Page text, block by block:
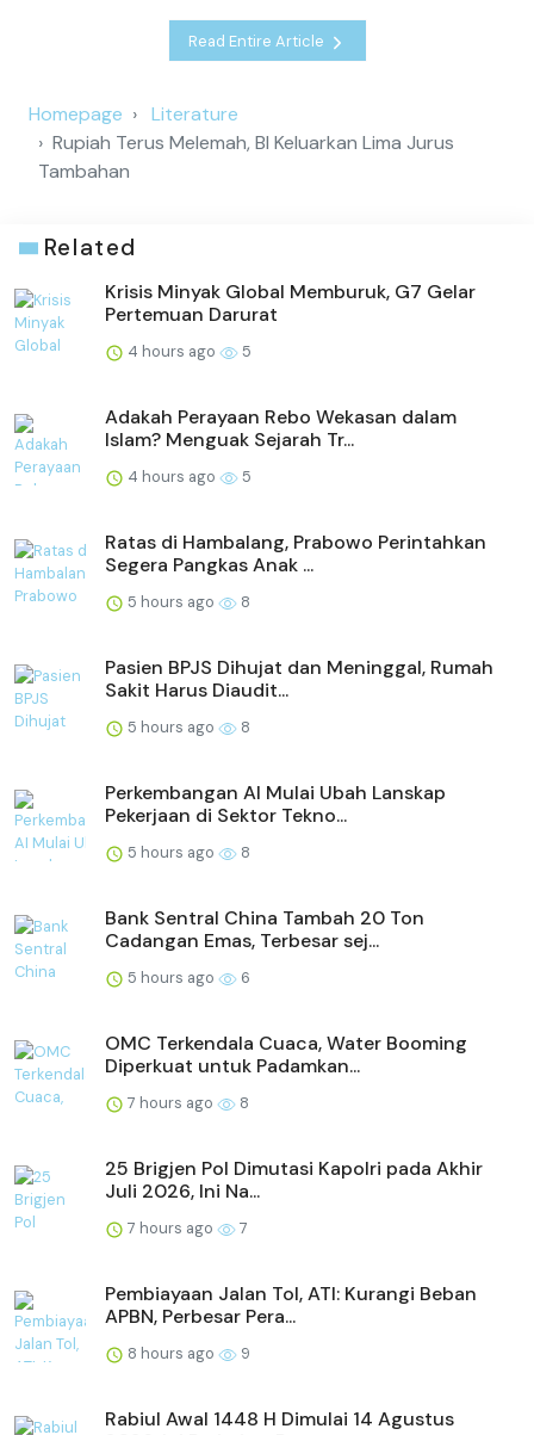
Read Entire Article
Homepage
Literature
Rupiah Terus Melemah, BI Keluarkan Lima Jurus
Tambahan
Related
Krisis Minyak Global Memburuk, G7 Gelar
Pertemuan Darurat
4 hours ago 5
Adakah Perayaan Rebo Wekasan dalam
Islam? Menguak Sejarah Tr...
4 hours ago 5
Ratas di Hambalang, Prabowo Perintahkan
Segera Pangkas Anak ...
5 hours ago 8
Pasien BPJS Dihujat dan Meninggal, Rumah
Sakit Harus Diaudit...
5 hours ago 8
Perkembangan AI Mulai Ubah Lanskap
Pekerjaan di Sektor Tekno...
5 hours ago 8
Bank Sentral China Tambah 20 Ton
Cadangan Emas, Terbesar sej...
5 hours ago 6
OMC Terkendala Cuaca, Water Booming
Diperkuat untuk Padamkan...
7 hours ago 8
25 Brigjen Pol Dimutasi Kapolri pada Akhir
Juli 2026, Ini Na...
7 hours ago 7
Pembiayaan Jalan Tol, ATI: Kurangi Beban
APBN, Perbesar Pera...
8 hours ago 9
Rabiul Awal 1448 H Dimulai 14 Agustus